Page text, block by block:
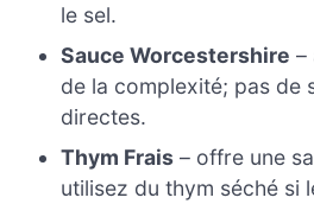
le sel.
Sauce Worcestershire –
de la complexité; pas de
directes.
Thym Frais – offre une
utilisez du thym séché si